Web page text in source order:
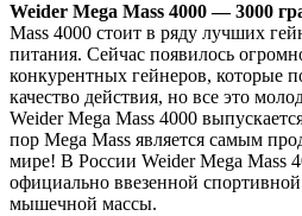
Weider Mega Mass 4000 — 3000
Mass 4000 стоит в ряду лучших
питания. Сейчас появилось
конкурентных гейнеров, которые
качество действия, но все это
Weider Mega Mass 4000
пор Mega Mass является самым
мире! В России Weider Mega Mass
официально ввезенной
мышечной массы.